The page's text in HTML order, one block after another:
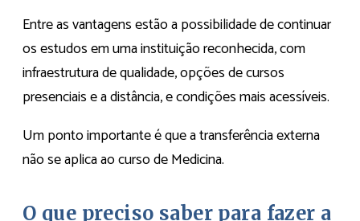
Entre as vantagens estão a possibilidade de continuar
os estudos em uma instituição reconhecida, com
infraestrutura de qualidade, opções de cursos
presenciais e a distância, e condições mais acessíveis.
Um ponto importante é que a transferência externa
não se aplica ao curso de Medicina.
O que preciso saber para fazer a